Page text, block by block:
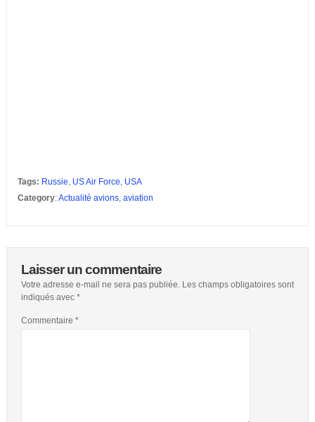
Tags: Russie, US Air Force, USA
Category:Actualité avions, aviation
Laisser un commentaire
Votre adresse e-mail ne sera pas publiée. Les champs obligatoires sont
indiqués avec *
Commentaire *